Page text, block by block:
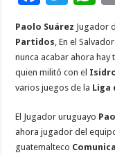
ac
e
b
o
k
tt
er
h
at
p
Paolo Suárez Jugador
Partidos, En el
nunca acabar ahora hay
quien militó con el
varios juegos de la Liga
El Jugador uruguayo
ahora jugador del
guatemalteco